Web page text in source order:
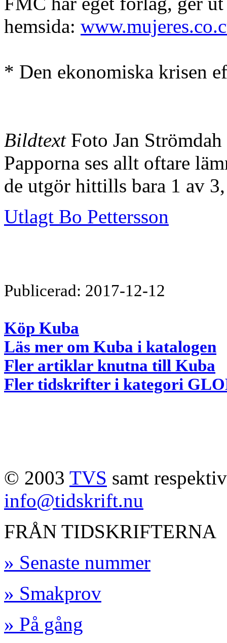
hemsida:
* Den ekonomiska krisen
BildtextFoto Jan Strömdah
Papporna ses allt oftare
de utgör hittills bara 1 av
Utlagt Bo Pettersson
Publicerad: 2017-12-12
Köp Kuba
Läs mer om Kuba i katalogen
Fler artiklar knutna till Kuba
Fler tidskrifter i kategori
© 2003 TVS samt
info@tidskrift.nu
FRÅN TIDSKRIFTERNA
» Senaste nummer
» Smakprov
» På gång